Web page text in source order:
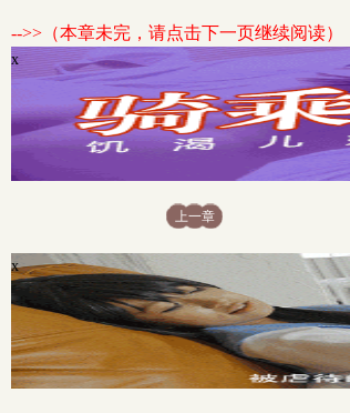
-->>（本章未完，请点击下一页继续阅读）
x
上一章
x